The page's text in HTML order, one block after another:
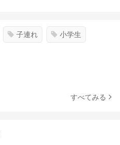
子連れ 小学生
すべてみる